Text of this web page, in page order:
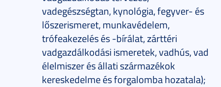
vadegészségtan, kynológia, fegyver- és
lőszerismeret, munkavédelem,
trófeakezelés és -bírálat, zárttéri
vadgazdálkodási ismeretek, vadhús, vad
élelmiszer és állati származékok
kereskedelme és forgalomba hozatala);